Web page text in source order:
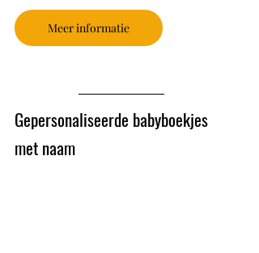
Meer informatie
Gepersonaliseerde babyboekjes
met naam